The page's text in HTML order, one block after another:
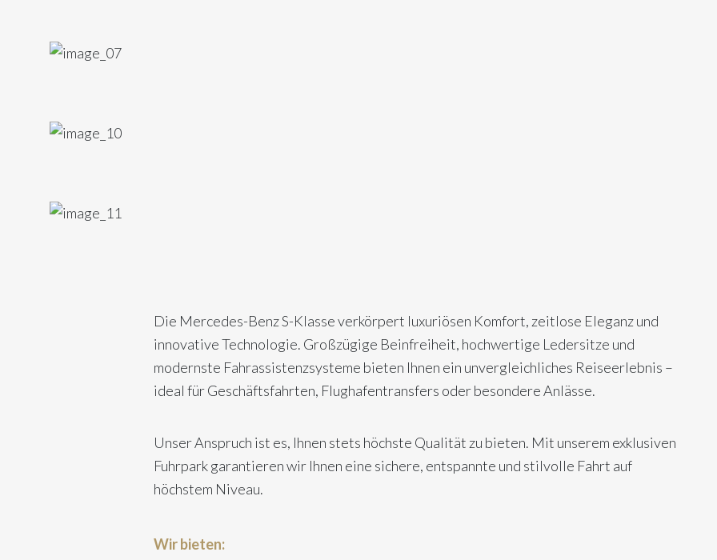
Die Mercedes-Benz S-Klasse verkörpert luxuriösen Komfort, zeitlose Eleganz und
innovative Technologie. Großzügige Beinfreiheit, hochwertige Ledersitze und
modernste Fahrassistenzsysteme bieten Ihnen ein unvergleichliches Reiseerlebnis –
ideal für Geschäftsfahrten, Flughafentransfers oder besondere Anlässe.
Unser Anspruch ist es, Ihnen stets höchste Qualität zu bieten. Mit unserem exklusiven
Fuhrpark garantieren wir Ihnen eine sichere, entspannte und stilvolle Fahrt auf
höchstem Niveau.
Wir bieten: